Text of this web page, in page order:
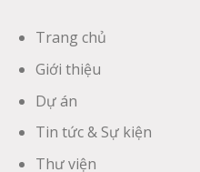
Trang chủ
Giới thiệu
Dự án
Tin tức & Sự kiện
Thư viện